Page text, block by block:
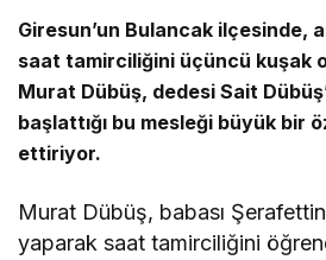
Giresun’un Bulancak ilçesinde,
saat tamirciliğini üçüncü kuşak
Murat Dübüş, dedesi Sait
başlattığı bu mesleği büyük bir
ettiriyor.
Murat Dübüş, babası Şerafettin
yaparak saat tamirciliğini